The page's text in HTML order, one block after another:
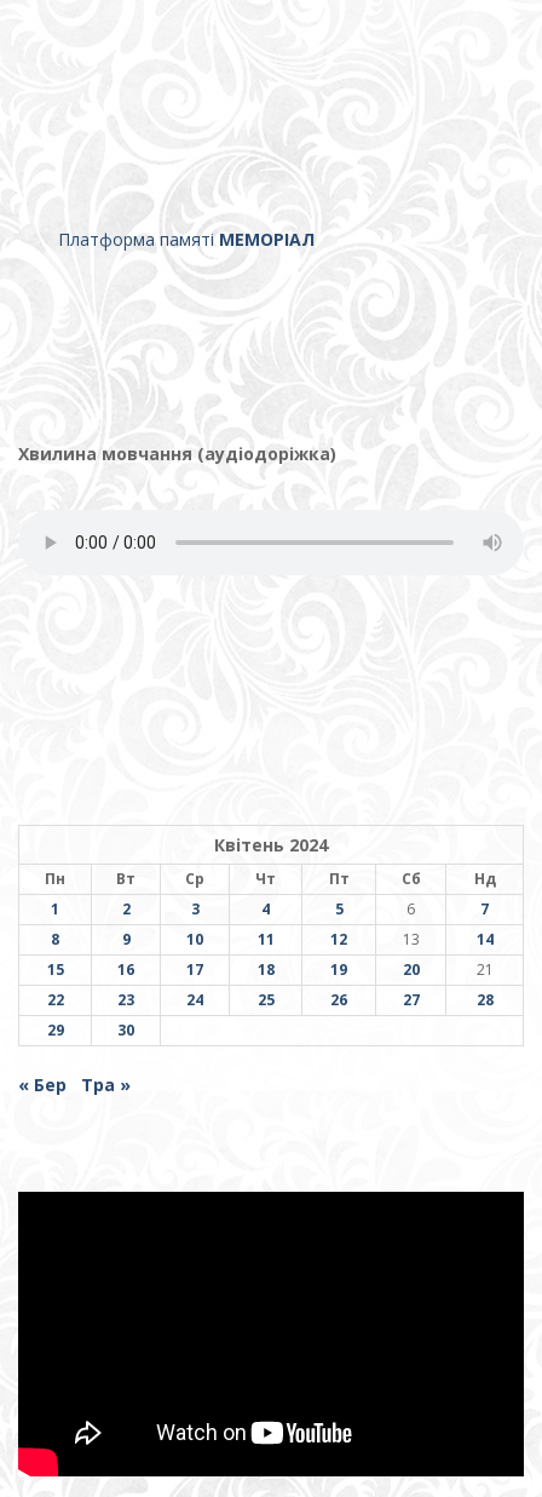
Платформа памяті МЕМОРІАЛ
Хвилина мовчання (аудіодоріжка)
Квітень 2024
Пн Вт Ср Чт Пт Сб
Нд
1
2 3 4 5 6
7
8
9 10 11 12 13
14
15
16 17 18 19 20
21
22
23 24 25 26 27
28
29
30
« Бер Тра »